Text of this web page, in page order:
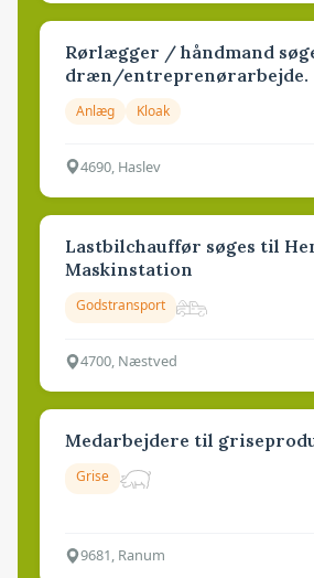
Rørlægger / håndmand
dræn/entreprenørarbejde.
Anlæg Kloak
4690, Haslev
Lastbilchauffør søges til
Maskinstation
Godstransport
4700, Næstved
Medarbejdere til
Grise
9681, Ranum